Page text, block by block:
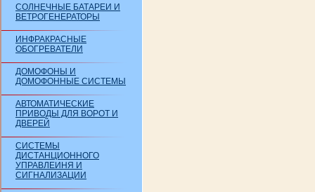
СОЛНЕЧНЫЕ БАТАРЕИ И
ВЕТРОГЕНЕРАТОРЫ
ИНФРАКРАСНЫЕ
ОБОГРЕВАТЕЛИ
ДОМОФОНЫ И
ДОМОФОННЫЕ СИСТЕМЫ
АВТОМАТИЧЕСКИЕ
ПРИВОДЫ ДЛЯ ВОРОТ И
ДВЕРЕЙ
СИСТЕМЫ
ДИСТАНЦИОННОГО
УПРАВЛЕИНЯ И
СИГНАЛИЗАЦИИ